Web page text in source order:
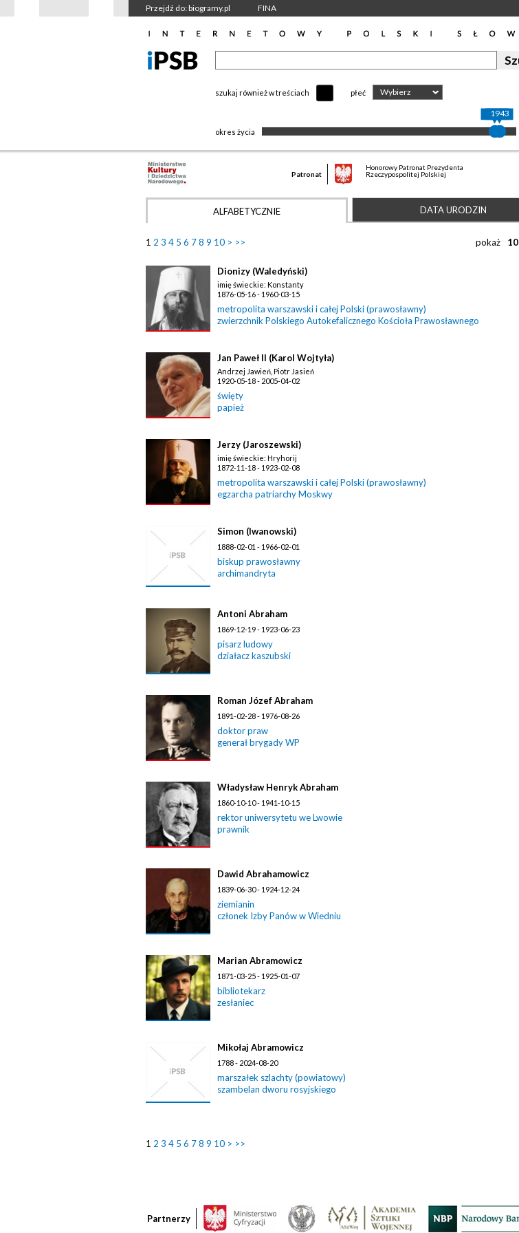
Przejdź do: biogramy.pl FINA
szukaj również w treściach płeć Wybierz
okres życia
1920
1943
Patronat
Honorowy Patronat Prezydenta
Rzeczypospolitej Polskiej
ALFABETYCZNIE DATA URODZIN
1 2 3 4 5 6 78 9 10 > >> pokaż 10
Dionizy (Waledyński)
imię świeckie: Konstanty
1876-05-16 - 1960-03-15
metropolita warszawski i całej Polski (prawosławny)
zwierzchnik Polskiego Autokefalicznego Kościoła Prawosławnego
Jan Paweł II (Karol Wojtyła)
Andrzej Jawień, Piotr Jasień
1920-05-18 - 2005-04-02
święty
papież
Jerzy (Jaroszewski)
imię świeckie: Hryhorij
1872-11-18 - 1923-02-08
metropolita warszawski i całej Polski (prawosławny)
egzarcha patriarchy Moskwy
Simon (Iwanowski)
1888-02-01 - 1966-02-01
biskup prawosławny
archimandryta
Antoni Abraham
1869-12-19 - 1923-06-23
pisarz ludowy
działacz kaszubski
Roman Józef Abraham
1891-02-28 - 1976-08-26
doktor praw
generał brygady WP
Władysław Henryk Abraham
1860-10-10 - 1941-10-15
rektor uniwersytetu we Lwowie
prawnik
Dawid Abrahamowicz
1839-06-30 - 1924-12-24
ziemianin
członek Izby Panów w Wiedniu
Marian Abramowicz
1871-03-25 - 1925-01-07
bibliotekarz
zesłaniec
Mikołaj Abramowicz
1788 - 2024-08-20
marszałek szlachty (powiatowy)
szambelan dworu rosyjskiego
1 2 3 4 5 6 78 9 10 > >>
Partnerzy